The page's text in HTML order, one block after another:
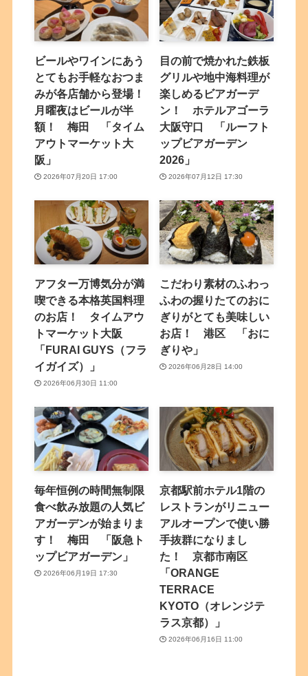
ビールやワインにあう
とてもお手軽なおつま
みが各店舗から登場！
月曜夜はビールが半
額！ 梅田 「タイム
アウトマーケット大
阪」
2026年07月20日 17:00
目の前で焼かれた鉄板
グリルや地中海料理が
楽しめるビアガーデ
ン！ ホテルアゴーラ
大阪守口 「ルーフト
ップビアガーデン
2026」
2026年07月12日 17:30
アフター万博気分が満
喫できる本格英国料理
のお店！ タイムアウ
トマーケット大阪
「FURAI GUYS（フラ
イガイズ）」
2026年06月30日 11:00
こだわり素材のふわっ
ふわの握りたてのおに
ぎりがとても美味しい
お店！ 港区 「おに
ぎりや」
2026年06月28日 14:00
毎年恒例の時間無制限
食べ飲み放題の人気ビ
アガーデンが始まりま
す！ 梅田 「阪急ト
ップビアガーデン」
2026年06月19日 17:30
京都駅前ホテル1階の
レストランがリニュー
アルオープンで使い勝
手抜群になりまし
た！ 京都市南区
「ORANGE
TERRACE
KYOTO（オレンジテ
ラス京都）」
2026年06月16日 11:00